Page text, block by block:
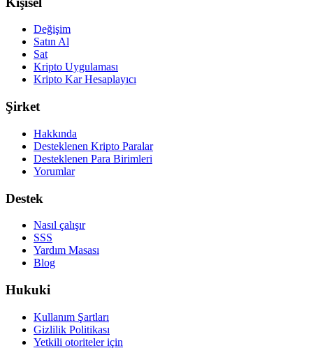
Değişim
Satın Al
Sat
Kripto Uygulaması
Kripto Kar Hesaplayıcı
Şirket
Hakkında
Desteklenen Kripto Paralar
Desteklenen Para Birimleri
Yorumlar
Destek
Nasıl çalışır
SSS
Yardım Masası
Blog
Hukuki
Kullanım Şartları
Gizlilik Politikası
Yetkili otoriteler için